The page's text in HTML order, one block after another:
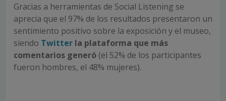
Gracias a herramientas de Social Listening se
aprecia que el 97% de los resultados presentaron un
sentimiento positivo sobre la exposición y el museo,
siendo Twitter la plataforma que más
comentarios generó (el 52% de los participantes
fueron hombres, el 48% mujeres).